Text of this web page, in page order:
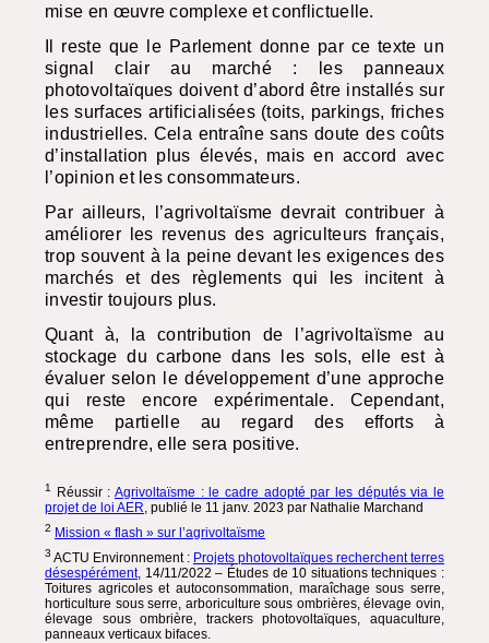
mise en œuvre complexe et conflictuelle.
Il reste que le Parlement donne par ce texte un
signal clair au marché : les panneaux
photovoltaïques doivent d’abord être installés sur
les surfaces artificialisées (toits, parkings, friches
industrielles. Cela entraîne sans doute des coûts
d’installation plus élevés, mais en accord avec
l’opinion et les consommateurs.
Par ailleurs, l’agrivoltaïsme devrait contribuer à
améliorer les revenus des agriculteurs français,
trop souvent à la peine devant les exigences des
marchés et des règlements qui les incitent à
investir toujours plus.
Quant à, la contribution de l’agrivoltaïsme au
stockage du carbone dans les sols, elle est à
évaluer selon le développement d’une approche
qui reste encore expérimentale. Cependant,
même partielle au regard des efforts à
entreprendre, elle sera positive.
1 Réussir : Agrivoltaïsme : le cadre adopté par les députés via le
projet de loi AER, publié le 11 janv. 2023 par Nathalie Marchand
2 Mission « flash » sur l’agrivoltaïsme
3 ACTU Environnement : Projets photovoltaïques recherchent terres
désespérément, 14/11/2022 – Études de 10 situations techniques :
Toitures agricoles et autoconsommation, maraîchage sous serre,
horticulture sous serre, arboriculture sous ombrières, élevage ovin,
élevage sous ombrière, trackers photovoltaïques, aquaculture,
panneaux verticaux bifaces.